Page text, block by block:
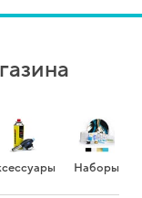
Наборы